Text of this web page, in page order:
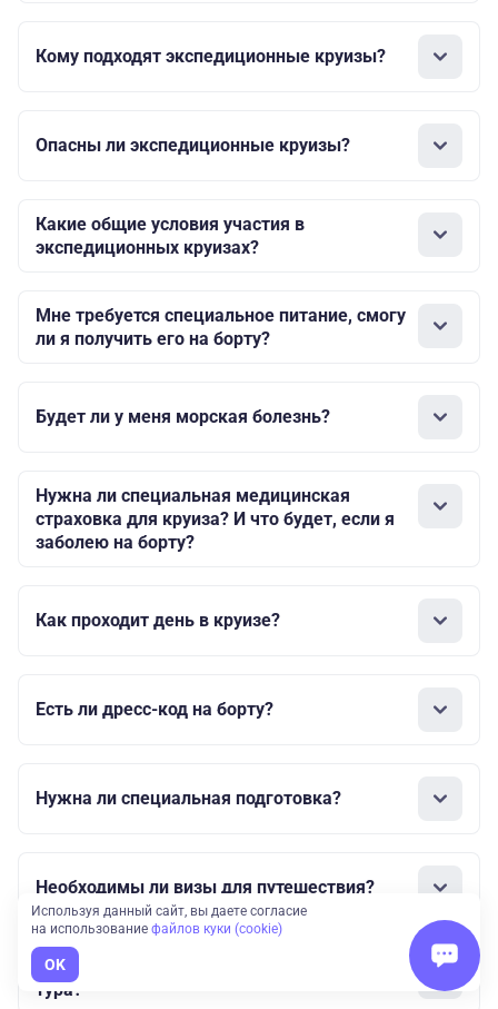
Кому подходят экспедиционные круизы?
Опасны ли экспедиционные круизы?
Какие общие условия участия в
экспедиционных круизах?
Мне требуется специальное питание, смогу
ли я получить его на борту?
Будет ли у меня морская болезнь?
Нужна ли специальная медицинская
страховка для круиза? И что будет, если я
заболею на борту?
Как проходит день в круизе?
Есть ли дресс-код на борту?
Нужна ли специальная подготовка?
Необходимы ли визы для путешествия?
Входят ли билеты на самолет в стоимость
тура?
Используя данный сайт, вы даете согласие
на использование файлов куки (cookie)
OK